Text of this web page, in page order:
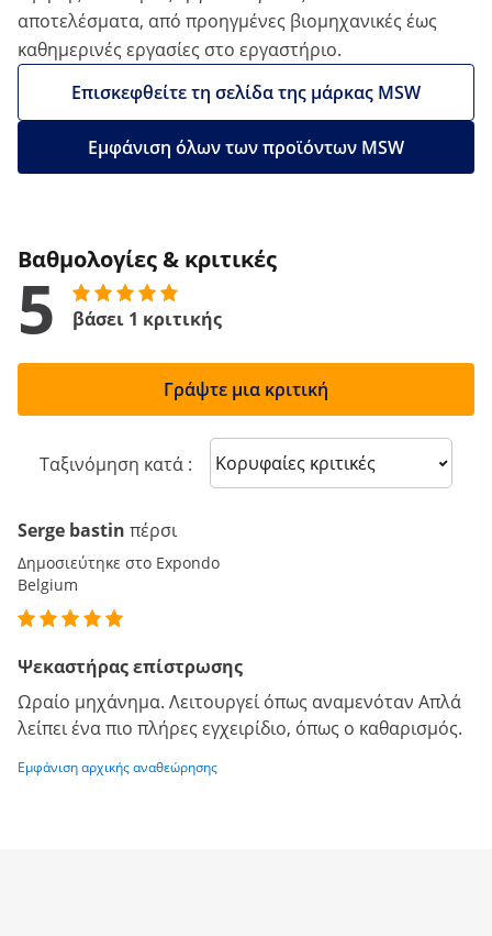
αποτελέσματα, από προηγμένες βιομηχανικές έως
καθημερινές εργασίες στο εργαστήριο.
Επισκεφθείτε τη σελίδα της μάρκας MSW
Εμφάνιση όλων των προϊόντων MSW
Βαθμολογίες & κριτικές
5 βάσει 1 κριτικής
Γράψτε μια κριτική
Ταξινόμηση κατά : Sort reviews
Serge bastin πέρσι
Δημοσιεύτηκε στο Expondo
Belgium
Ψεκαστήρας επίστρωσης
Ωραίο μηχάνημα. Λειτουργεί όπως αναμενόταν Απλά
λείπει ένα πιο πλήρες εγχειρίδιο, όπως ο καθαρισμός.
Εμφάνιση αρχικής αναθεώρησης